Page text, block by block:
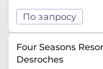
По запросу
Four Seasons
Desroches